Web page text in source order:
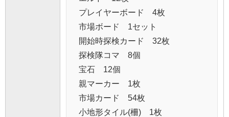
プレイヤーボード 4枚
市場ボード 1セット
開始時探検カード 32枚
探検隊コマ 8個
宝石 12個
親マーカー 1枚
市場カード 54枚
小地形タイル(柵) 1枚